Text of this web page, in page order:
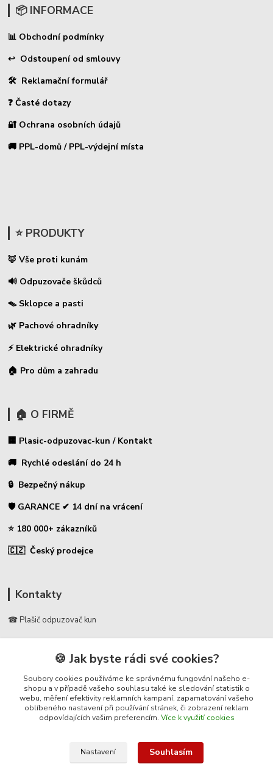
📦 INFORMACE
📊 Obchodní podmínky
↩ Odstoupení od smlouvy
🛠 Reklamační formulář
❓ Časté dotazy
🔐 Ochrana osobních údajů
🚚 PPL-domů / PPL-výdejní místa
⭐ PRODUKTY
🦊 Vše proti kunám
🔊 Odpuzovače škůdců
🪤 Sklopce a pasti
🌿 Pachové ohradníky
⚡ Elektrické ohradníky
🏠 Pro dům a zahradu
🏠 O FIRMĚ
🏢 Plasic-odpuzovac-kun / Kontakt
🚚 Rychlé odeslání do 24 h
🔒 Bezpečný nákup
🛡️ GARANCE ✔ 14 dní na vrácení
⭐ 180 000+ zákazníků
🇨🇿 Český prodejce
Kontakty
☎ Plašič odpuzovač kun
📞 728 007 997
⏰ Po-Pá | 7:00 - 13:30 |
info@repulse.cz
🍪 Jak byste rádi své cookies?
Soubory cookies používáme ke správnému fungování našeho e-
shopu a v případě vašeho souhlasu také ke sledování statistik o
webu, měření efektivity reklamních kampaní, zapamatování vašeho
oblíbeného nastavení při používání stránek, či zobrazení reklam
odpovídajících vašim preferencím. Více k využití cookies
Nastavení Souhlasím